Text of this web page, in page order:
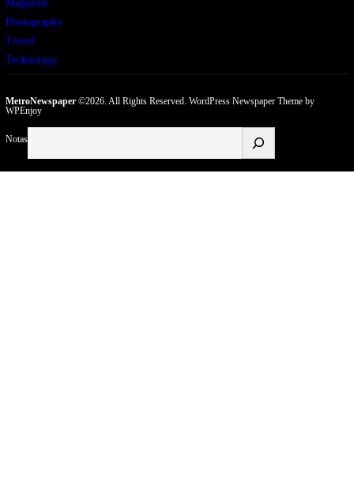
Magazine
Photography
Travel
Technology
MetroNewspaper©2026. All Rights Reserved. WordPress Newspaper Themeby
WPEnjoy
Notas